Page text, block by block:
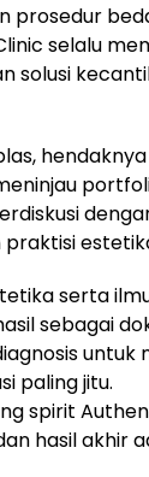
prosedur
selalu
solusi
serta
sebagai
paling jitu.
spirit
hasil akhir